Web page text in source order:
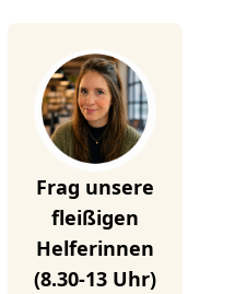
Frag unsere
fleißigen
Helferinnen
(8.30-13 Uhr)